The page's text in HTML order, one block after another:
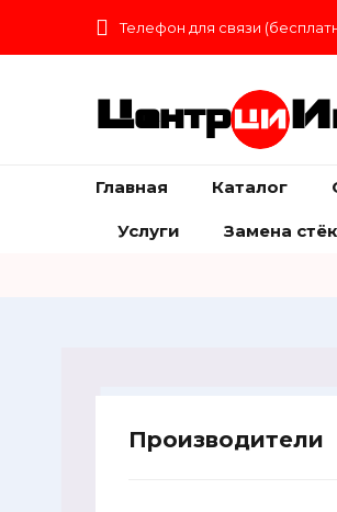
Телефон для связи
Центр
Главная Каталог
Услуги Замена
Производители